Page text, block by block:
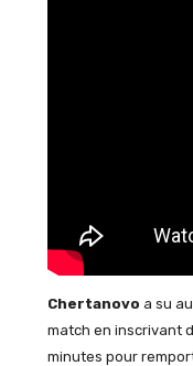
Chertanovo a su
match en inscrivant
minutes pour